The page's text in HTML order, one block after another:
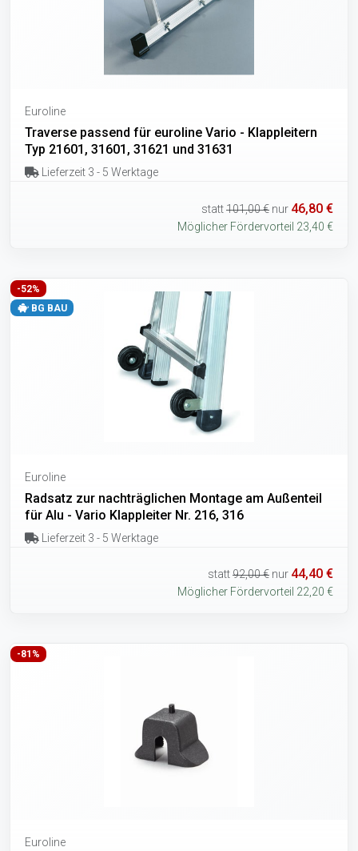
Euroline
Traverse passend für euroline Vario - Klappleitern
Typ 21601, 31601, 31621 und 31631
Lieferzeit 3 - 5 Werktage
statt101,00 € nur 46,80 €
Möglicher Fördervorteil 23,40 €
-52%
BG BAU
Euroline
Radsatz zur nachträglichen Montage am Außenteil
für Alu - Vario Klappleiter Nr. 216, 316
Lieferzeit 3 - 5 Werktage
statt92,00 € nur 44,40 €
Möglicher Fördervorteil 22,20 €
-81%
Euroline